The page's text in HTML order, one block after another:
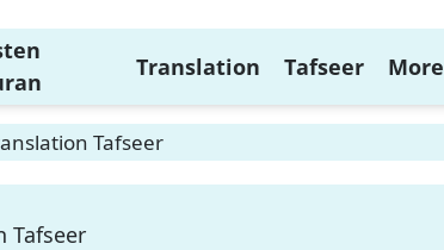
Translation Tafseer More
Tafseer
Tafseer